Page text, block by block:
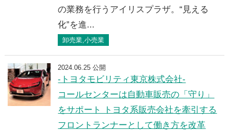
の業務を行うアイリスプラザ。“見える
化”を進...
卸売業,小売業
2024.06.25 公開
-トヨタモビリティ東京株式会社-
コールセンターは自動車販売の「守り」
をサポート トヨタ系販売会社を牽引する
フロントランナーとして働き方を改革